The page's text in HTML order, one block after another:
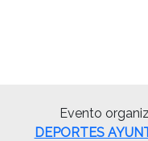
Evento
DEPORTES